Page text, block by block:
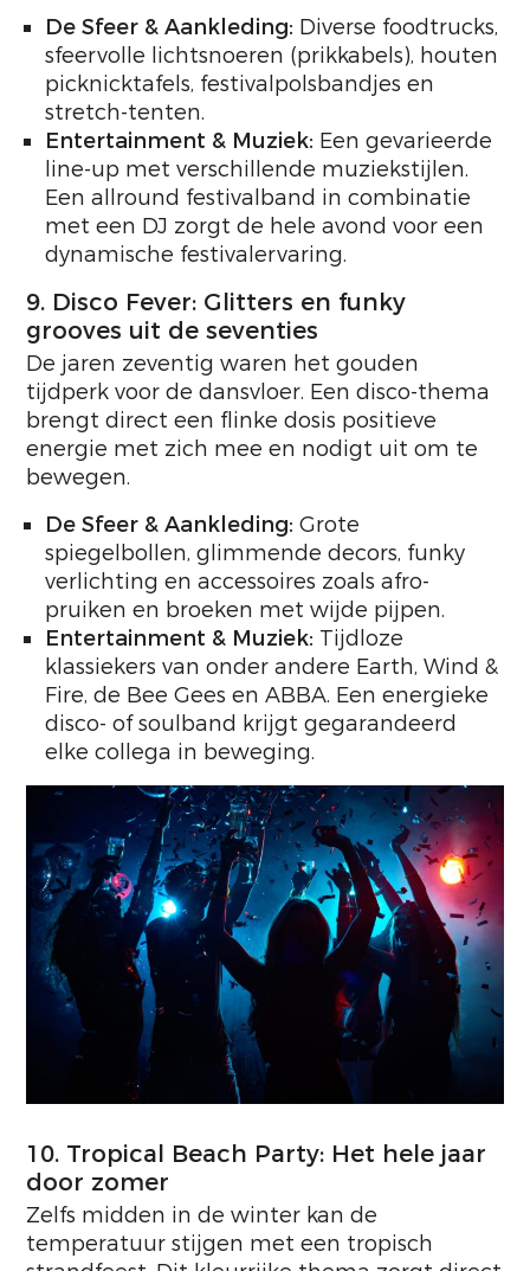
De Sfeer & Aankleding: Diverse foodtrucks,
sfeervolle lichtsnoeren (prikkabels), houten
picknicktafels, festivalpolsbandjes en
stretch-tenten.
Entertainment & Muziek: Een gevarieerde
line-up met verschillende muziekstijlen.
Een allround festivalband in combinatie
met een DJ zorgt de hele avond voor een
dynamische festivalervaring.
9. Disco Fever: Glitters en funky
grooves uit de seventies
De jaren zeventig waren het gouden
tijdperk voor de dansvloer. Een disco-thema
brengt direct een flinke dosis positieve
energie met zich mee en nodigt uit om te
bewegen.
De Sfeer & Aankleding: Grote
spiegelbollen, glimmende decors, funky
verlichting en accessoires zoals afro-
pruiken en broeken met wijde pijpen.
Entertainment & Muziek: Tijdloze
klassiekers van onder andere Earth, Wind &
Fire, de Bee Gees en ABBA. Een energieke
disco- of soulband krijgt gegarandeerd
elke collega in beweging.
10. Tropical Beach Party: Het hele jaar
door zomer
Zelfs midden in de winter kan de
temperatuur stijgen met een tropisch